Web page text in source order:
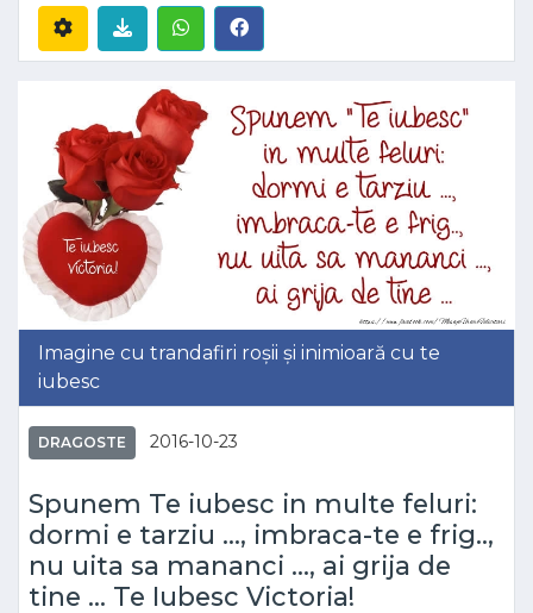
Imagine cu trandafiri roșii și inimioară cu te
iubesc
DRAGOSTE 2016-10-23
Spunem Te iubesc in multe feluri:
dormi e tarziu ..., imbraca-te e frig..,
nu uita sa mananci ..., ai grija de
tine ... Te Iubesc Victoria!